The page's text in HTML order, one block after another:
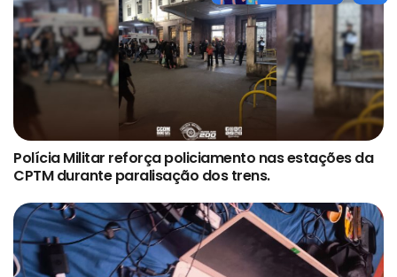
Polícia Militar reforça policiamento nas estações da
CPTM durante paralisação dos trens.